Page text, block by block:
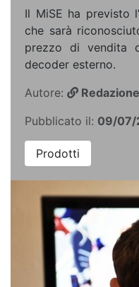
Il MiSE ha previsto
che sarà
prezzo di vendita
decoder esterno.
Autore:
Pubblicato il: 09/07/
Prodotti